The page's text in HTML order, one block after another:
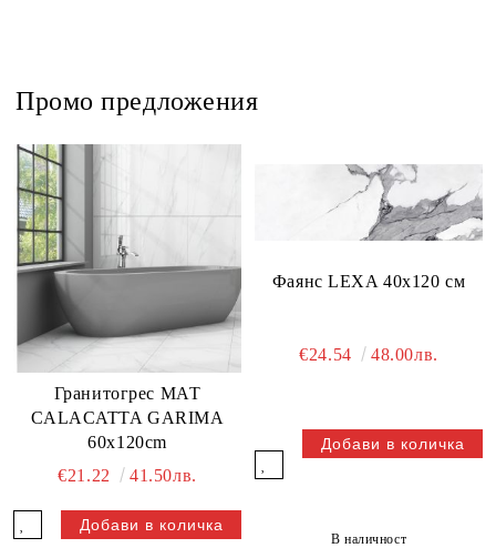
Промо предложения
Гранитогрес МАТ
CALACATTA GARIMA
60x120cm
€21.22
41.50лв.
Фаянс LEXA 40х120 см
€24.54 48.00лв.
В наличност